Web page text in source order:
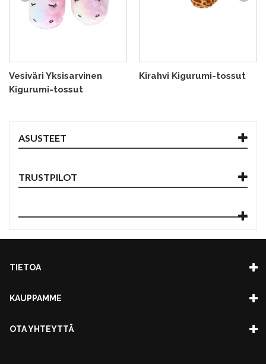
Vesiväri Yksisarvinen
Kigurumi-tossut
Kirahvi Kigurumi-tossut
ASUSTEET
TRUSTPILOT
TIETOA
KAUPPAMME
OTA YHTEYTTÄ